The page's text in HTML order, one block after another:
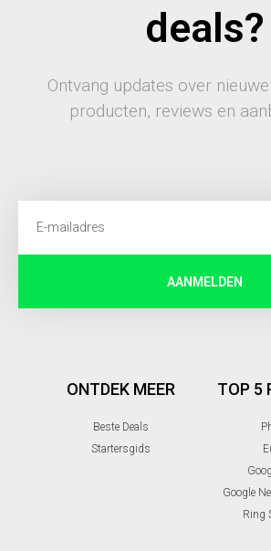
deals?
Ontvang updates over
producten, reviews en
AANMELDEN
ONTDEK MEER
Beste Deals
Startersgids
TOP 5
Google
Ring